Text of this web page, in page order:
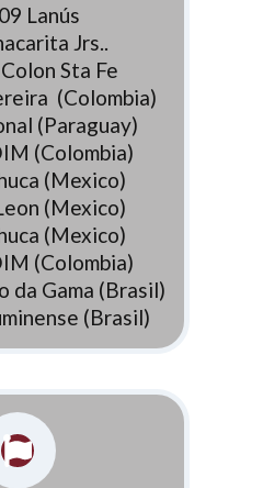
Lanús
Jrs..
Sta Fe
(Colombia)
(Paraguay)
(Colombia)
(Mexico)
(Mexico)
(Mexico)
(Colombia)
da Gama (Brasil)
(Brasil)